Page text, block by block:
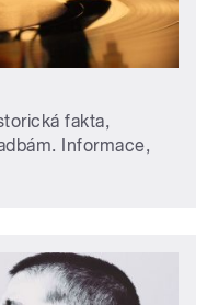
fakta,
Informace,